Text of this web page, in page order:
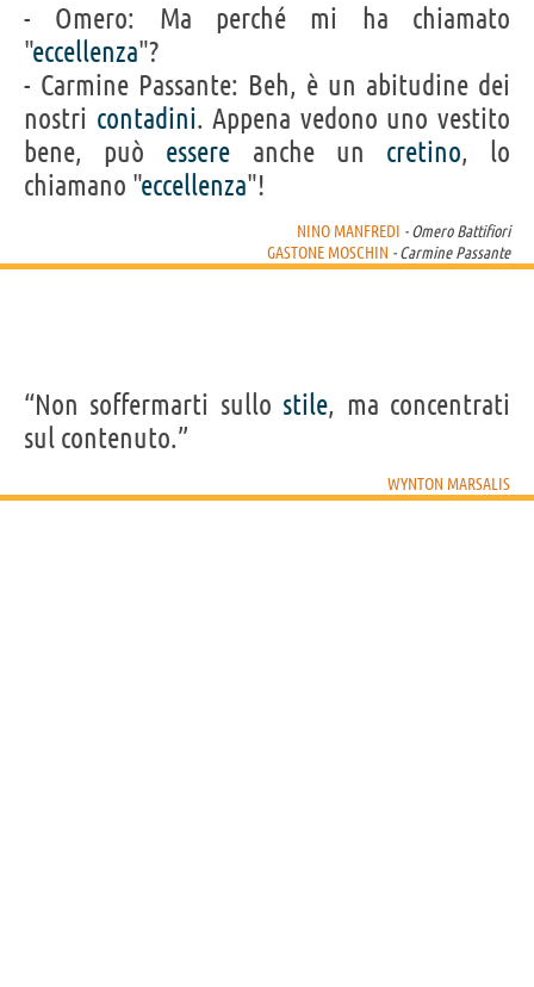
- Omero: Ma perché mi ha chiamato
"eccellenza"?
- Carmine Passante: Beh, è un abitudine dei
nostri contadini. Appena vedono uno vestito
bene, può essere anche un cretino, lo
chiamano "eccellenza"!
NINO MANFREDI - Omero Battifiori
GASTONE MOSCHIN - Carmine Passante
“Non soffermarti sullo stile, ma concentrati
sul contenuto.”
WYNTON MARSALIS